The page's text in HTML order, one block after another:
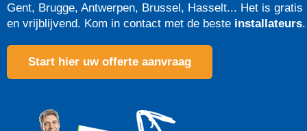
Gent, Brugge, Antwerpen, Brussel, Hasselt... Het is gratis
en vrijblijvend. Kom in contact met de beste installateurs.
Start hier uw offerte aanvraag